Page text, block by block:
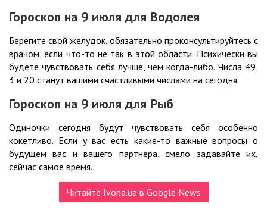
Гороскоп на 9 июля для Водолея
Берегите свой желудок, обязательно проконсультируйтесь с
врачом, если что-то не так в этой области. Психически вы
будете чувствовать себя лучше, чем когда-либо. Числа 49,
3 и 20 станут вашими счастливыми числами на сегодня.
Гороскоп на 9 июля для Рыб
Одиночки сегодня будут чувствовать себя особенно
кокетливо. Если у вас есть какие-то важные вопросы о
будущем вас и вашего партнера, смело задавайте их,
сейчас самое время.
Читайте Ivona.ua в Google News